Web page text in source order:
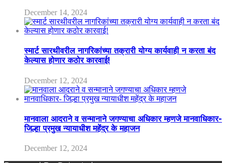
December 14, 2024
स्मार्ट सारथीवरील नागरिकांच्या तक्रारी योग्य कार्यवाही न करता बंद
केल्यास होणार कठोर कारवाई!
December 12, 2024
मानवाला आदराने व सन्मानाने जगण्याचा अधिकार म्हणजे मानवाधिकार-
जिल्हा प्रमुख न्यायाधीश महेंद्र के महाजन
December 12, 2024